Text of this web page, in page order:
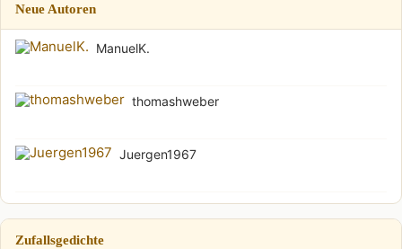
Neue Autoren
ManuelK.
thomashweber
Juergen1967
Zufallsgedichte